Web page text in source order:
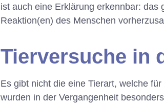
ist auch eine Erklärung erkennbar: das
Reaktion(en) des Menschen
Tierversuche in
Es gibt nicht die eine Tierart, welche
wurden in der Vergangenheit